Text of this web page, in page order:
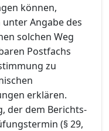
können,
Angabe des
solchen Weg
Postfachs
zu
erklären.
der dem Berichts-
(§ 29,